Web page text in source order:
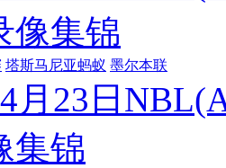
像集锦
塔斯马尼亚蚂蚁 墨尔本联
月23日
集锦